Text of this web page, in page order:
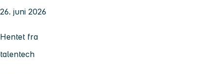
26. juni 2026
Hentet fra
talentech